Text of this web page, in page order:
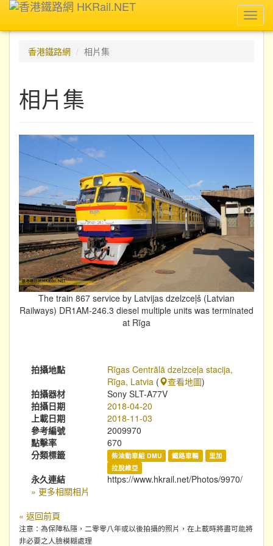
香港鐵路網
相片集
相片集
The train 867 service by Latvijas dzelzceļš (Latvian
Railways) DR1AM-246.3 diesel multiple units was terminated
at Rīga
拍攝地點
Rīgas Centrālā dzelzceļa stacija,
Rīga, Latvia ( 查看地圖)
拍攝器材
Sony SLT-A77V
拍攝日期
2018-04-20
上載日期
2018-11-03
參考編號
2009970
點擊率
670
分類標籤
柴油動車組 DMU 鐵路車輛
里加
拉脫維亞
永久連結
https://www.hkrail.net/Photos/9970/
» 更多相關相片
« 返回前頁
注意：為保障私隱，二零零八年或以後拍攝的照片，在上載時將盡可能將
非必要之人臉模糊處理